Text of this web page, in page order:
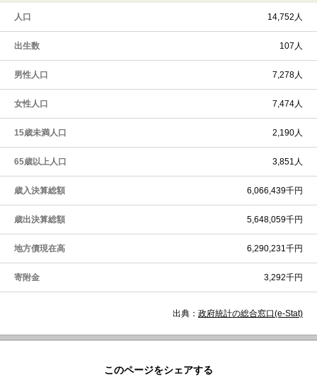
人口 14,752人
出生数 107人
男性人口 7,278人
女性人口 7,474人
15歳未満人口 2,190人
65歳以上人口 3,851人
歳入決算総額 6,066,439千円
歳出決算総額 5,648,059千円
地方債現在高 6,290,231千円
寄附金 3,292千円
出典： 政府統計の総合窓口(e-Stat)
このページをシェアする